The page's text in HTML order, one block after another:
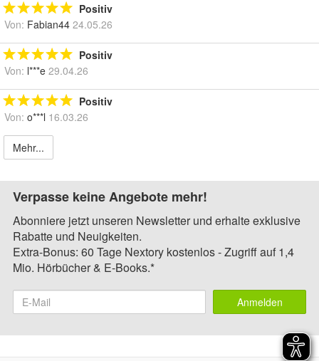
Positiv
Von: Fabian44 24.05.26
Positiv
Von: l***e 29.04.26
Positiv
Von: o***l 16.03.26
Mehr...
Verpasse keine Angebote mehr!
Abonniere jetzt unseren Newsletter und erhalte exklusive
Rabatte und Neuigkeiten.
Extra-Bonus: 60 Tage Nextory kostenlos - Zugriff auf 1,4
Mio. Hörbücher & E-Books.*
Anmelden